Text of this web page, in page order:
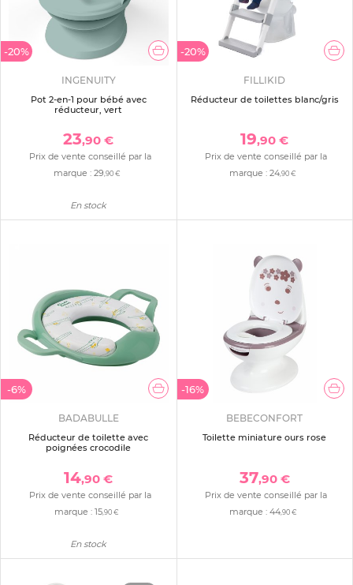
-20%
INGENUITY
Pot 2-en-1 pour bébé avec
réducteur, vert
23,90 €
Prix de vente conseillé par la
marque : 29 ,90 €
En stock
-20%
FILLIKID
Réducteur de toilettes blanc/gris
19,90 €
Prix de vente conseillé par la
marque :24,90 €
-6%
BADABULLE
Réducteur de toilette avec
poignées crocodile
14,90 €
Prix de vente conseillé par la
marque :15 ,90 €
En stock
-16%
BEBECONFORT
Toilette miniature ours rose
37,90 €
Prix de vente conseillé par la
marque : 44,90 €